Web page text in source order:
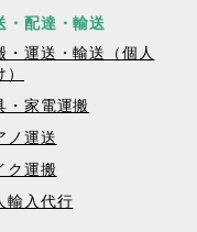
・配達・輸送
・運送・輸送（個人
）
・家電運搬
ノ運送
ク運搬
輸入代行